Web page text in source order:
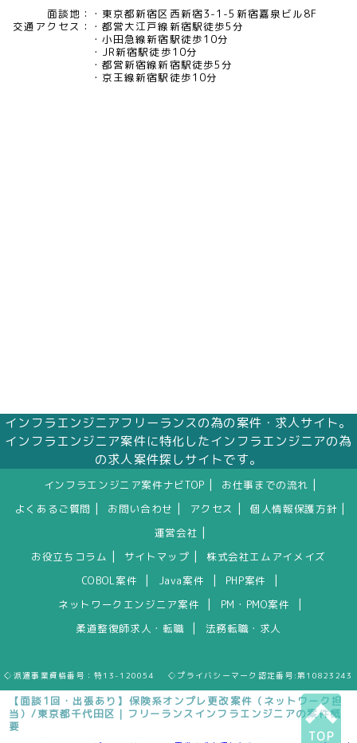
【面談1回・出張あり】保険系オンプレ更改案件（ネットワーク担
当）/東京都千代田区｜フリーランスインフラエンジニアの案件概
要
面談地：
東京都新宿区西新宿3-1-5新宿嘉泉ビル8F
交通アクセス：
都営大江戸線新宿駅徒歩5分
小田急線新宿駅徒歩10分
JR新宿駅徒歩10分
都営新宿線新宿駅徒歩5分
京王線新宿駅徒歩10分
インフラエンジニアフリーランスの為の案件・求人サイト。
インフラエンジニア案件に特化したインフラエンジニアの為
の求人案件探しサイトです。
TOP
インフラエンジニア案件ナビTOP お仕事までの流れ
よくあるご質問 お問い合わせ アクセス 個人情報保護方針
運営会社
お役立ちコラム サイトマップ
株式会社エムアイメイズ
COBOL案件
Java案件 PHP案件
ネットワークエンジニア案件 PM・PMO案件
柔道整復師求人・転職 法務転職・求人
◇派遣事業資格番号：特13-120054 ◇プライバシーマーク認定番号:第10823243